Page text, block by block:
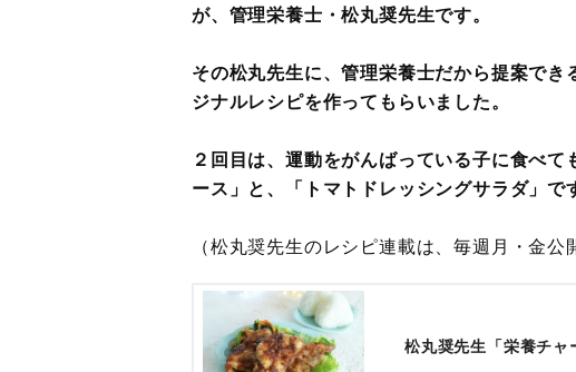
が、管理栄養士・松丸奨先生です。
その松丸先生に、管理栄養士だから提案で
ジナルレシピを作ってもらいました。
２回目は、運動をがんばっている子に食べ
ース」と、「トマトドレッシングサラダ」で
（松丸奨先生のレシピ連載は、毎週月・金公
松丸奨先生「栄養チャ